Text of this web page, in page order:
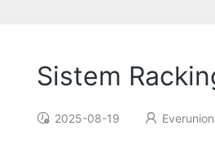
Sistem
2025-08-19 Everunion